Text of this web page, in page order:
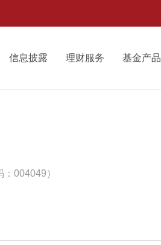
信息披露 理财服务 基金产品
004049）